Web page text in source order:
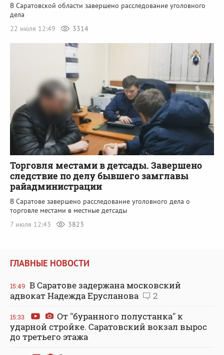
В Саратовской области завершено расследование уголовного
дела
22 июля 12:49
3314
Торговля местами в детсады. Завершено
следствие по делу бывшего замглавы
райадминистрации
В Саратове завершено расследование уголовного дела о
торговле местами в местные детсады
7 июля 12:43
3823
ГЛАВНЫЕ НОВОСТИ
15:49 В Саратове задержана московский
адвокат Надежда Ерусланова
2
15:33
От "буранного полустанка" к
ударной стройке. Саратовский вокзал вырос
до третьего этажа